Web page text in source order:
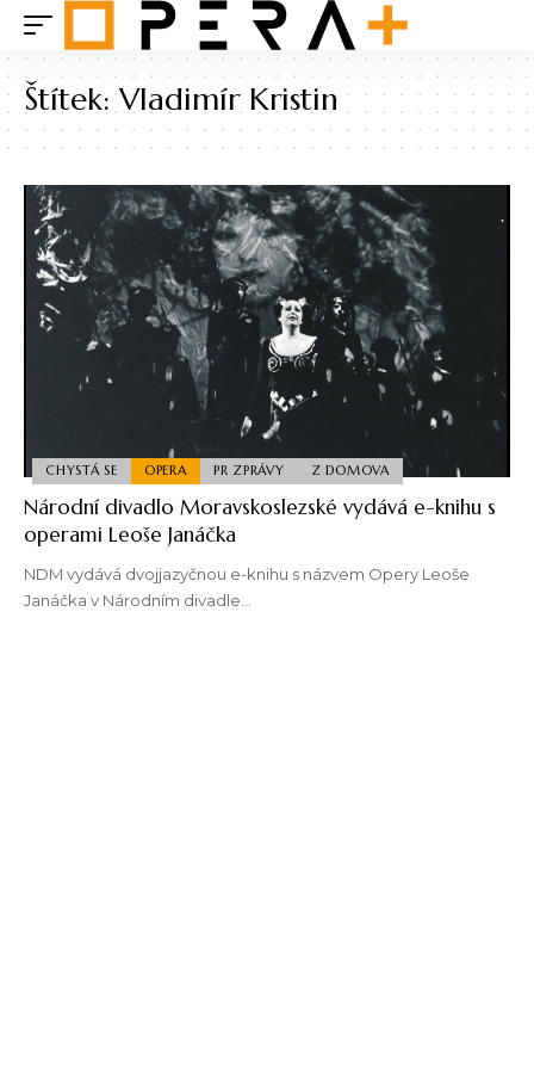
Štítek:Vladimír Kristin
CHYSTÁ SE OPERA PR ZPRÁVY Z DOMOVA
Národní divadlo Moravskoslezské vydává e-knihu s
operami Leoše Janáčka
NDM vydává dvojjazyčnou e-knihu s názvem Opery Leoše
Janáčka v Národním divadle…